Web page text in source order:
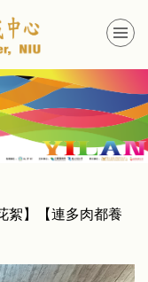
絮】【連多肉都養